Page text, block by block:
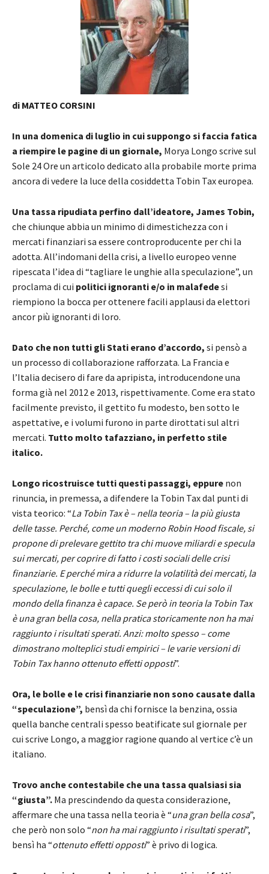
di MATTEO CORSINI
In una domenica di luglio in cui suppongo si faccia fatica
a riempire le pagine di un giornale, Morya Longo scrive sul
Sole 24 Ore un articolo dedicato alla probabile morte prima
ancora di vedere la luce della cosiddetta Tobin Tax europea.
Una tassa ripudiata perfino dall’ideatore, James Tobin,
che chiunque abbia un minimo di dimestichezza con i
mercati finanziari sa essere controproducente per chi la
adotta. All’indomani della crisi, a livello europeo venne
ripescata l’idea di “tagliare le unghie alla speculazione”, un
proclama di cui politici ignoranti e/o in malafedesi
riempiono la bocca per ottenere facili applausi da elettori
ancor più ignoranti di loro.
Dato che non tutti gli Stati erano d’accordo, si pensò a
un processo di collaborazione rafforzata. La Francia e
l’Italia decisero di fare da apripista, introducendone una
forma già nel 2012 e 2013, rispettivamente. Come era stato
facilmente previsto, il gettito fu modesto, ben sotto le
aspettative, e i volumi furono in parte dirottati sul altri
mercati. Tutto molto tafazziano, in perfetto stile
italico.
Longo ricostruisce tutti questi passaggi, eppure non
rinuncia, in premessa, a difendere la Tobin Tax dal punti di
vista teorico: “La Tobin Tax è – nella teoria – la più giusta
delle tasse. Perché, come un moderno Robin Hood fiscale, si
propone di prelevare gettito tra chi muove miliardi e specula
sui mercati, per coprire di fatto i costi sociali delle crisi
finanziarie. E perché mira a ridurre la volatilità dei mercati, la
speculazione, le bolle e tutti quegli eccessi di cui solo il
mondo della finanza è capace. Se però in teoria la Tobin Tax
è una gran bella cosa, nella pratica storicamente non ha mai
raggiunto i risultati sperati. Anzi: molto spesso – come
dimostrano molteplici studi empirici – le varie versioni di
Tobin Tax hanno ottenuto effetti opposti”.
Ora, le bolle e le crisi finanziarie non sono causate dalla
“speculazione”, bensì da chi fornisce la benzina, ossia
quella banche centrali spesso beatificate sul giornale per
cui scrive Longo, a maggior ragione quando al vertice c’è un
italiano.
Trovo anche contestabile che una tassa qualsiasi sia
“giusta”. Ma prescindendo da questa considerazione,
affermare che una tassa nella teoria è “una gran bella cosa”,
che però non solo “non ha mai raggiunto i risultati sperati”,
bensì ha “ottenuto effetti opposti” è privo di logica.